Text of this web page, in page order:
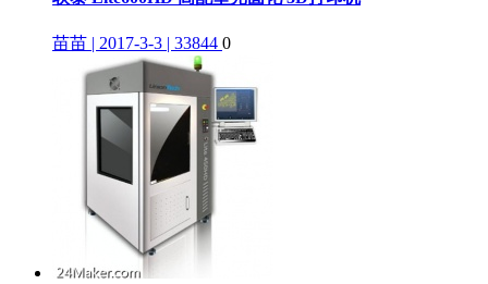
苗苗 | 2017-3-3 | 33844 0